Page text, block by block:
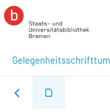
Gelegenheitsschrifttum